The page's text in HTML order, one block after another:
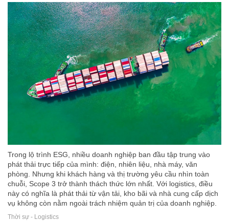
Trong lộ trình ESG, nhiều doanh nghiệp ban đầu tập trung vào
phát thải trực tiếp của mình: điện, nhiên liệu, nhà máy, văn
phòng. Nhưng khi khách hàng và thị trường yêu cầu nhìn toàn
chuỗi, Scope 3 trở thành thách thức lớn nhất. Với logistics, điều
này có nghĩa là phát thải từ vận tải, kho bãi và nhà cung cấp dịch
vụ không còn nằm ngoài trách nhiệm quản trị của doanh nghiệp.
Thời sự - Logistics